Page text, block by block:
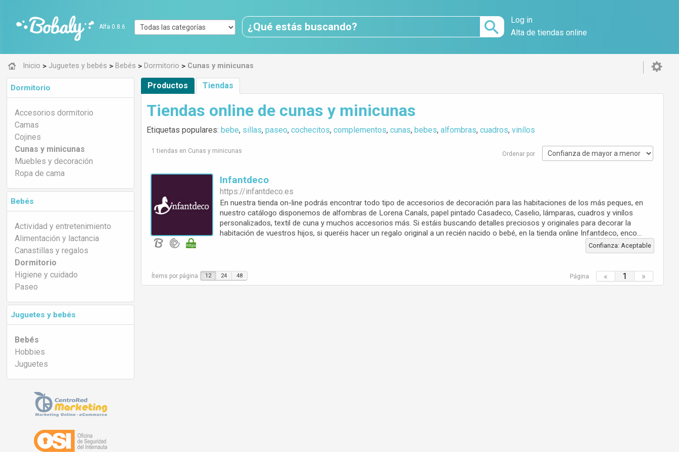
Alfa 0.8.6
Log in
Alta de tiendas online
Inicio > Juguetes y bebés > Bebés > Dormitorio > Cunas y minicunas
Dormitorio
Accesorios dormitorio
Camas
Cojines
Cunas y minicunas
Muebles y decoración
Ropa de cama
Bebés
Actividad y entretenimiento
Alimentación y lactancia
Canastillas y regalos
Dormitorio
Higiene y cuidado
Paseo
Juguetes y bebés
Bebés
Hobbies
Juguetes
Productos Tiendas
Tiendas online de cunas y minicunas
Etiquetas populares:bebe, sillas,paseo,cochecitos,complementos,cunas,bebes,alfombras,cuadros,vinílos
1 tiendas en Cunas y minicunas Ordenar por
Infantdeco
https://infantdeco.es
En nuestra tienda on-line podrás encontrar todo tipo de accesorios de decoración para las habitaciones de los más peques, en
nuestro catálogo disponemos de alfombras de Lorena Canals, papel pintado Casadeco, Caselio, lámparas, cuadros y vinílos
personalizados, textil de cuna y muchos accesorios más. Si estáis buscando detalles preciosos y originales para decorar la
habitación de vuestros hijos, si queréis hacer un regalo original a un recién nacido o bebé, en la tienda online Infantdeco, enco...
Confianza: Aceptable
Ítems por página 12 24 48 Página « 1 »